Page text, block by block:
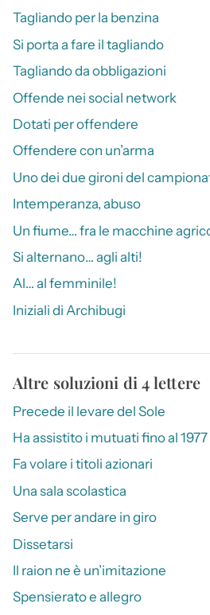
Tagliando per la benzina
Si porta a fare il tagliando
Tagliando da obbligazioni
Offende nei social network
Dotati per offendere
Offendere con un’arma
Uno dei due gironi del
Intemperanza, abuso
Un fiume… fra le macchine
Si alternano… agli alti!
Al… al femminile!
Iniziali di Archibugi
Altre soluzioni di 4 lettere
Precede il levare del Sole
Ha assistito i mutuati fino al 1977
Fa volare i titoli azionari
Una sala scolastica
Serve per andare in giro
Dissetarsi
Il raion ne è un’imitazione
Spensierato e allegro